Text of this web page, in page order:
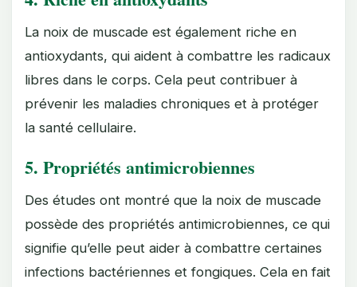
La noix de muscade est également riche en
antioxydants, qui aident à combattre les radicaux
libres dans le corps. Cela peut contribuer à
prévenir les maladies chroniques et à protéger
la santé cellulaire.
5. Propriétés antimicrobiennes
Des études ont montré que la noix de muscade
possède des propriétés antimicrobiennes, ce qui
signifie qu’elle peut aider à combattre certaines
infections bactériennes et fongiques. Cela en fait